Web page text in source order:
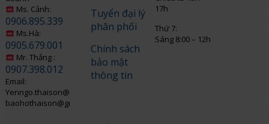
Ms. Cảnh:
0906.895.339
Ms.Hà:
0905.679.001
Mr. Thắng :
0907.398.012
Email:
Yenngo.thaison@gmail.com
baohothaison@gmail.com
Tuyển đại lý
phân phối
Chính sách
bảo mật
thông tin
17h
Thứ 7:
Sáng 8:00 – 12h